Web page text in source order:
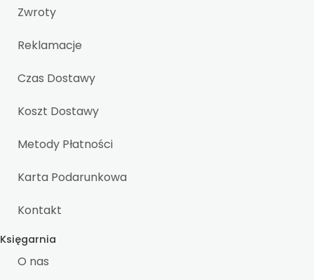
Zwroty
Reklamacje
Czas Dostawy
Koszt Dostawy
Metody Płatności
Karta Podarunkowa
Kontakt
Księgarnia
O nas